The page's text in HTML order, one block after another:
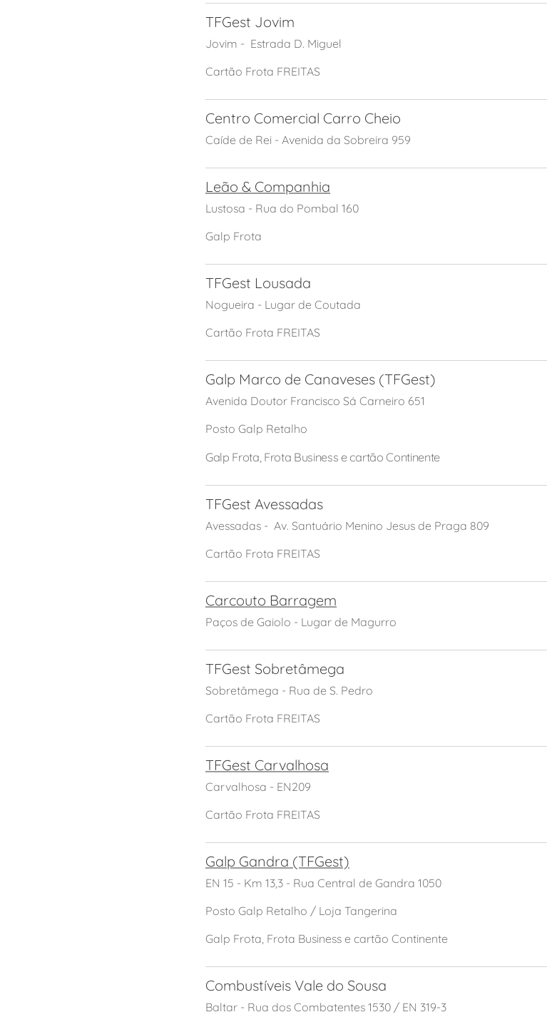
TFGest Jovim
Jovim - Estrada D. Miguel
Cartão Frota FREITAS
Centro Comercial Carro Cheio
Caíde de Rei - Avenida da Sobreira 959
Leão & Companhia
Lustosa - Rua do Pombal 160
Galp Frota
TFGest Lousada
Nogueira - Lugar de Coutada
Cartão Frota FREITAS
Galp Marco de Canaveses (TFGest)
Avenida Doutor Francisco Sá Carneiro 651
Posto Galp Retalho
Galp Frota, Frota Business e cartão Continente
TFGest Avessadas
Avessadas - Av. Santuário Menino Jesus de Praga 809
Cartão Frota FREITAS
Carcouto Barragem
Paços de Gaiolo - Lugar de Magurro
TFGest Sobretâmega
Sobretâmega - Rua de S. Pedro
Cartão Frota FREITAS
TFGest Carvalhosa
Carvalhosa - EN209
Cartão Frota FREITAS
Galp Gandra (TFGest)
EN 15 - Km 13,3 - Rua Central de Gandra 1050
Posto Galp Retalho / Loja Tangerina
Galp Frota, Frota Business e cartão Continente
Combustíveis Vale do Sousa
Baltar - Rua dos Combatentes 1530 / EN 319-3